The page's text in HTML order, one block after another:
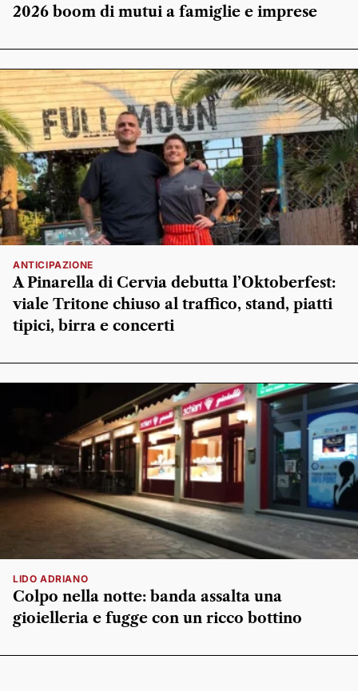
2026 boom di mutui a famiglie e imprese
ANTICIPAZIONE
A Pinarella di Cervia debutta l’Oktoberfest:
viale Tritone chiuso al traffico, stand, piatti
tipici, birra e concerti
LIDO ADRIANO
Colpo nella notte: banda assalta una
gioielleria e fugge con un ricco bottino